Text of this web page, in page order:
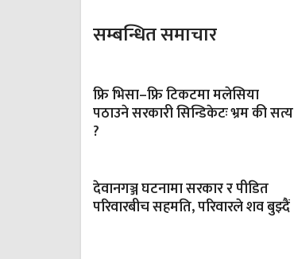
सम्बन्धित समाचार
फ्रि भिसा–फ्रि टिकटमा मलेसिया
पठाउने सरकारी सिन्डिकेटः भ्रम की सत्य
?
देवानगञ्ज घटनामा सरकार र पीडित
परिवारबीच सहमति, परिवारले शव बुझ्दैं